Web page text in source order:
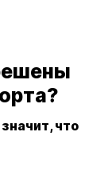
что